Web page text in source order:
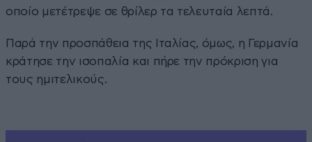
οποίο μετέτρεψε σε θρίλερ τα τελευταία λεπτά.
Παρά την προσπάθεια της Ιταλίας, όμως, η Γερμανία
κράτησε την ισοπαλία και πήρε την πρόκριση για
τους ημιτελικούς.